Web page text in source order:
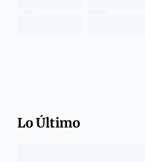
Lo Último